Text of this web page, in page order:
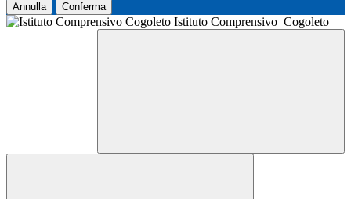
Annulla Conferma
Istituto Comprensivo Cogoleto